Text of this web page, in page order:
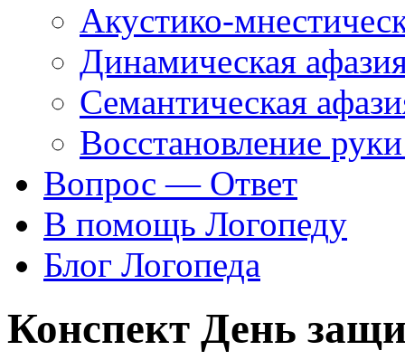
Акустико-
Динамическая
Семантическая
Восстановление
Вопрос — Ответ
В помощь Логопеду
Блог Логопеда
Конспект День